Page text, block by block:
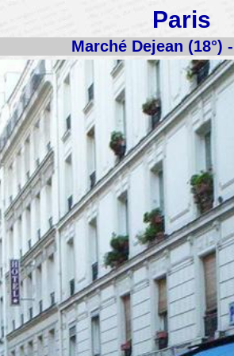
Paris
Marché Dejean (18°)